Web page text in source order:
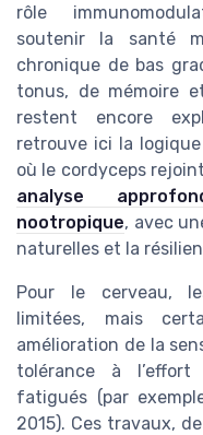
rôle
soutenir la santé
chronique de bas
tonus, de mémoire
restent encore
retrouve ici la
où le cordyceps
analyse
nootropique, avec
naturelles et la
Pour le cerveau,
limitées, mais
amélioration de la
tolérance à
fatigués (par
2015). Ces travaux,